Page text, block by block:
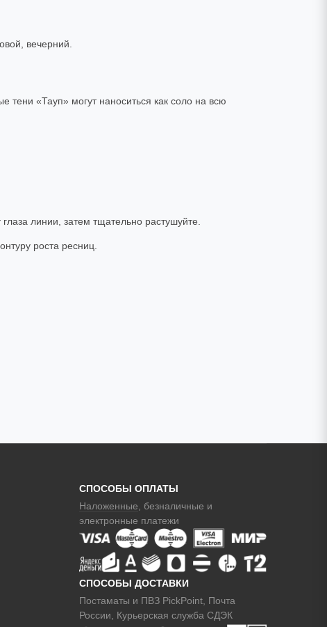
вечерний.
тени «Тауп» могут наноситься как соло на всю
линии, затем тщательно растушуйте.
роста ресниц.
СПОСОБЫ ОПЛАТЫ
Наложенные , безналичные и
электронные платежи
СПОСОБЫ ДОСТАВКИ
Постаматы и ПВЗ PickPoint, Почта
России, Курьерская служба СДЭК